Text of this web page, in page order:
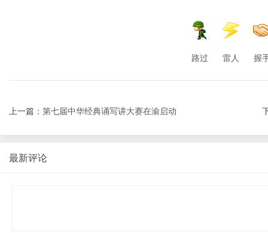
路过 雷人 握
上一篇： 第七届中华经典诵写讲大赛在渝启动
最新评论